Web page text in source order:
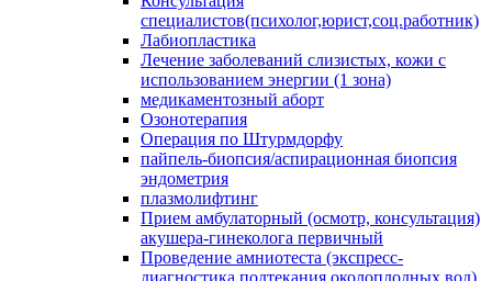
специалистов(психолог,юрист,соц.работник)
Лабиопластика
Лечение заболеваний слизистых, кожи с
использованием энергии (1 зона)
медикаментозный аборт
Озонотерапия
Операция по Штурмдорфу
пайпель-биопсия/аспирационная биопсия
эндометрия
плазмолифтинг
Прием амбулаторный (осмотр, консультация)
акушера-гинеколога первичный
Проведение амниотеста (экспресс-
диагностика подтекания околоплодных вод)